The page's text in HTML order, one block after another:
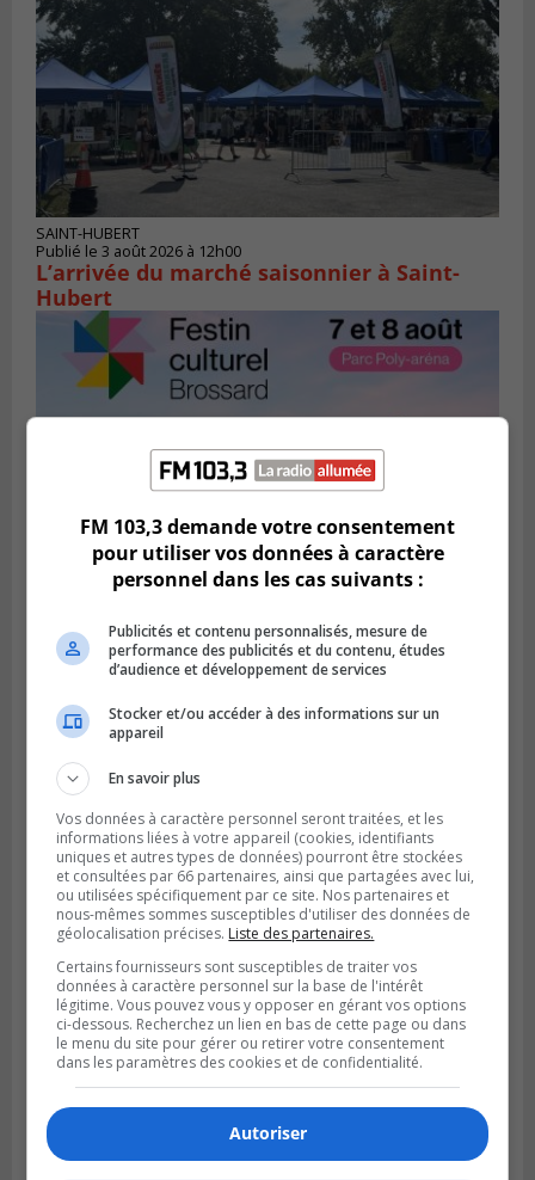
SAINT-HUBERT
Publié le 3 août 2026 à 12h00
L’arrivée du marché saisonnier à Saint-
Hubert
Publié le 2 août 2026 à 12h12
Le Festin culturel rassemblera les familles
à Brossard
Publié le 1 août 2026 à 16h03
Le Festival Kaput propose des activités
récupératrices
FM 103,3 demande votre consentement
pour utiliser vos données à caractère
personnel dans les cas suivants :
Publicités et contenu personnalisés, mesure de
performance des publicités et du contenu, études
d’audience et développement de services
Stocker et/ou accéder à des informations sur un
appareil
En savoir plus
Vos données à caractère personnel seront traitées, et les
informations liées à votre appareil (cookies, identifiants
uniques et autres types de données) pourront être stockées
et consultées par 66 partenaires, ainsi que partagées avec lui,
ou utilisées spécifiquement par ce site. Nos partenaires et
nous-mêmes sommes susceptibles d'utiliser des données de
géolocalisation précises. Liste des partenaires.
Certains fournisseurs sont susceptibles de traiter vos
données à caractère personnel sur la base de l'intérêt
légitime. Vous pouvez vous y opposer en gérant vos options
ci-dessous. Recherchez un lien en bas de cette page ou dans
le menu du site pour gérer ou retirer votre consentement
dans les paramètres des cookies et de confidentialité.
Autoriser